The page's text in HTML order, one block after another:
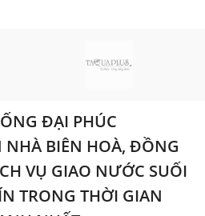
ĐẠI PHÚC
NHÀ BIÊN HOÀ, ĐỒNG
VỤ GIAO NƯỚC SUỐI
TRONG THỜI GIAN